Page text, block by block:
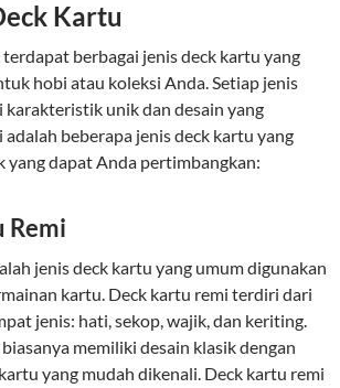
Kartu
berbagai jenis deck kartu yang
hobi atau koleksi Anda. Setiap jenis
unik dan desain yang
beberapa jenis deck kartu yang
yang dapat Anda pertimbangkan:
Remi
jenis deck kartu yang umum digunakan
kartu. Deck kartu remi terdiri dari
jenis: hati, sekop, wajik, dan keriting.
memiliki desain klasik dengan
yang mudah dikenali. Deck kartu remi